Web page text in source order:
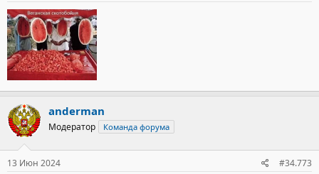
anderman
Модератор Команда форума
13 Июн 2024 #34.773